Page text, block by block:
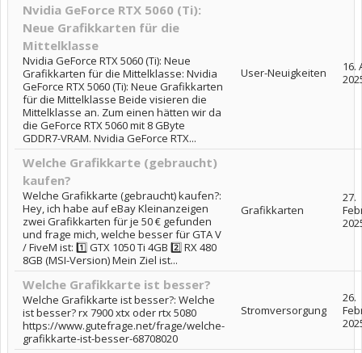
Nvidia GeForce RTX 5060 (Ti):
Neue Grafikkarten für die
Mittelklasse
Nvidia GeForce RTX 5060 (Ti): Neue
Grafikkarten für die Mittelklasse: Nvidia
GeForce RTX 5060 (Ti): Neue Grafikkarten
für die Mittelklasse Beide visieren die
Mittelklasse an. Zum einen hätten wir da
die GeForce RTX 5060 mit 8 GByte
GDDR7-VRAM. Nvidia GeForce RTX...
User-Neuigkeiten
16.
Welche Grafikkarte (gebraucht)
kaufen?
Welche Grafikkarte (gebraucht) kaufen?:
Hey, ich habe auf eBay Kleinanzeigen
zwei Grafikkarten für je 50 € gefunden
und frage mich, welche besser für GTA V
/ FiveM ist: 1️⃣ GTX 1050 Ti 4GB 2️⃣ RX 480
8GB (MSI-Version) Mein Ziel ist...
Grafikkarten
27.
Welche Grafikkarte ist besser?
Welche Grafikkarte ist besser?: Welche
ist besser? rx 7900 xtx oder rtx 5080
https://www.gutefrage.net/frage/welche-
grafikkarte-ist-besser-68708020
Stromversorgung
26.